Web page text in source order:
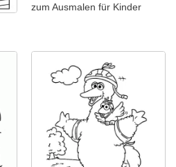
zum Ausmalen für Kinder